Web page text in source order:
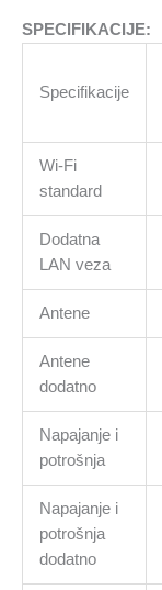
EAP225-
SPECIFIKACIJE:
Specifikacije
Wi-Fi
standard
Dodatna
LAN veza
Antene
Antene
dodatno
Napajanje i
potrošnja
Napajanje i
potrošnja
dodatno